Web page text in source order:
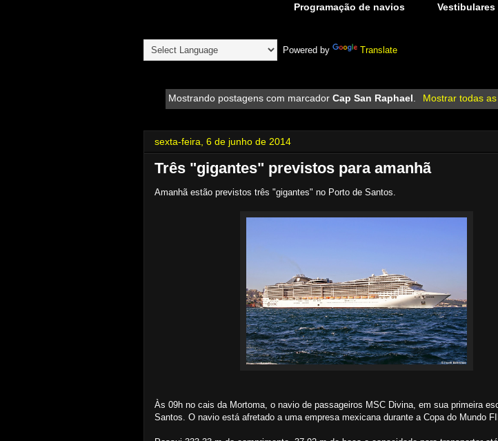
Programação de navios Vestibulares
Powered by Translate
Mostrando postagens com marcadorCap San Raphael. Mostrar todas
sexta-feira, 6 de junho de 2014
Três "gigantes" previstos para amanhã
Amanhã estão previstos três "gigantes" no Porto de Santos.
Às 09h no cais da Mortoma, o navio de passageiros MSC Divina, em sua primeira
Santos. O navio está afretado a uma empresa mexicana durante a Copa do Mundo